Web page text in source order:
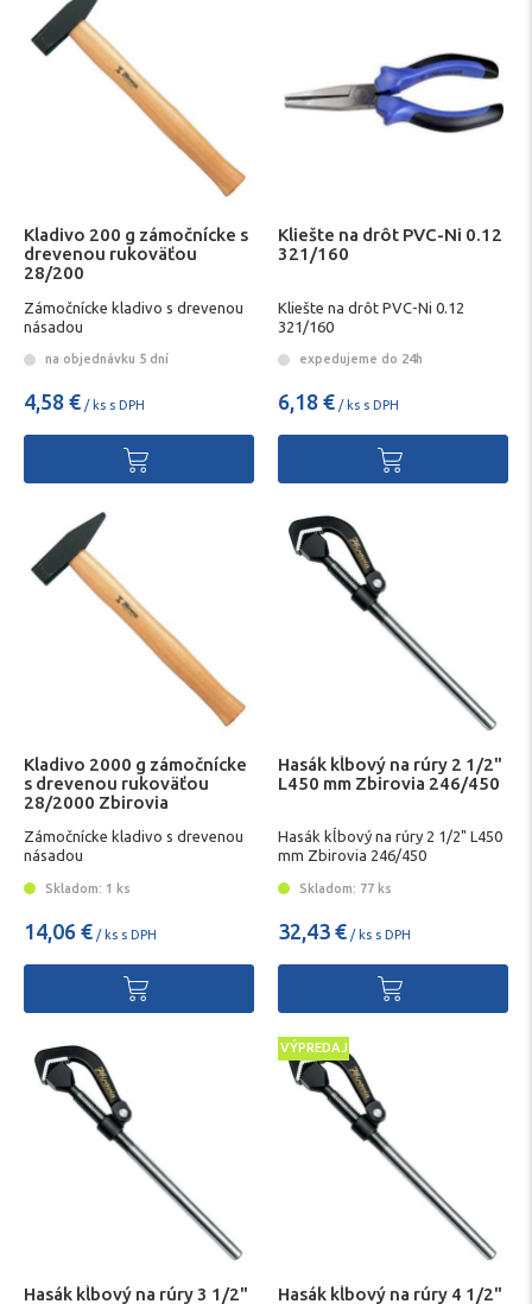
Kladivo 200 g zámočnícke s
drevenou rukoväťou
28/200
Zámočnícke kladivo s drevenou
násadou
na objednávku 5 dní
4,58 € / ks s DPH
Kliešte na drôt PVC-Ni 0.12
321/160
Kliešte na drôt PVC-Ni 0.12
321/160
expedujeme do 24h
6,18 € / ks s DPH
Kladivo 2000 g zámočnícke
s drevenou rukoväťou
28/2000 Zbirovia
Zámočnícke kladivo s drevenou
násadou
Skladom: 1 ks
14,06 € / ks s DPH
Hasák kĺbový na rúry 2 1/2"
L450 mm Zbirovia 246/450
Hasák kĺbový na rúry 2 1/2" L450
mm Zbirovia 246/450
Skladom: 77 ks
32,43 € / ks s DPH
Hasák kĺbový na rúry 3 1/2"
VÝPREDAJ
Hasák kĺbový na rúry 4 1/2"